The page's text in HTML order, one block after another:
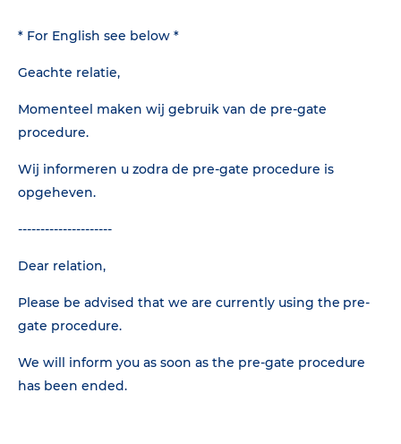
* For English see below *
Geachte relatie,
Momenteel maken wij gebruik van de pre-gate
procedure.
Wij informeren u zodra de pre-gate procedure is
opgeheven.
---------------------
Dear relation,
Please be advised that we are currently using the pre-
gate procedure.
We will inform you as soon as the pre-gate procedure
has been ended.